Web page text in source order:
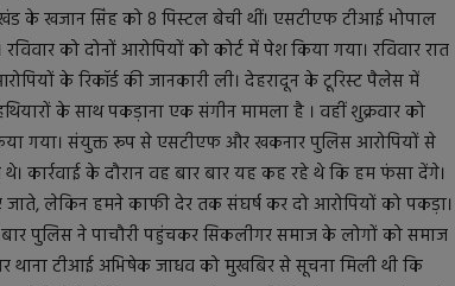
के खजान सिंह को 8 पिस्टल बेची थीं। एसटीएफ टीआई भोपाल
को दोनों आरोपियों को कोर्ट में पेश किया गया। रविवार रात
के रिकॉर्ड की जानकारी ली। देहरादून के टूरिस्ट पैलेस में
के साथ पकड़ाना एक संगीन मामला है । वहीं शुक्रवार को
गया। संयुक्त रूप से एसटीएफ और खकनार पुलिस आरोपियों से
कार्रवाई के दौरान वह बार बार यह कह रहे थे कि हम फंसा देंगे।
जाते, लेकिन हमने काफी देर तक संघर्ष कर दो आरोपियों को पकड़ा।
पुलिस ने पाचौरी पहुंचकर सिकलीगर समाज के लोगों को समाज
थाना टीआई अभिषेक जाधव को मुखबिर से सूचना मिली थी कि